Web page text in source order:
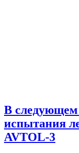
В следующем
испытания
AVTOL-3